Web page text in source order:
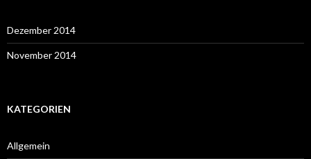
Dezember 2014
November 2014
KATEGORIEN
Allgemein